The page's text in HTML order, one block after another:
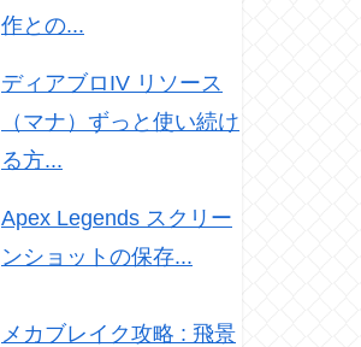
作との...
ディアブロIV リソース
（マナ）ずっと使い続け
る方...
Apex Legends スクリー
ンショットの保存...
メカブレイク攻略 : 飛景